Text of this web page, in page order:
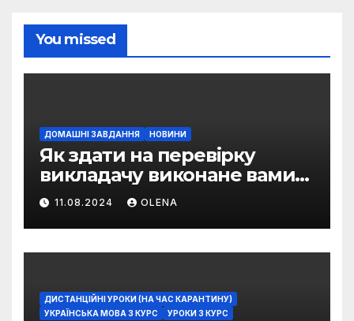
You missed
ДОМАШНІ ЗАВДАННЯ НОВИНИ
Як здати на перевірку
викладачу виконане вами
домашнє завдання
11.08.2024 OLENA
ДИСТАНЦІЙНІ УРОКИ (НА ЧАС КАРАНТИНУ)
УКРАЇНСЬКА МОВА 3 КУРС
УРОКИ 3 КУРС